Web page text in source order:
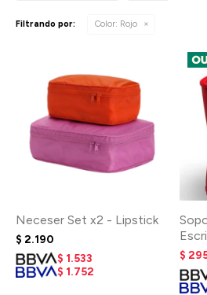
Filtrando por: Color: Rojo
Neceser Set x2 - Lipstick
$ 2.190
$ 1.533
$ 1.752
$